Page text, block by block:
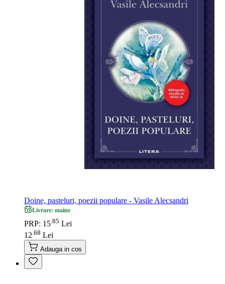
Doine, pasteluri, poezii populare - Vasile Alecsandri
Livrare: maine
PRP: 15 85 Lei
12 68 Lei
Adauga in cos